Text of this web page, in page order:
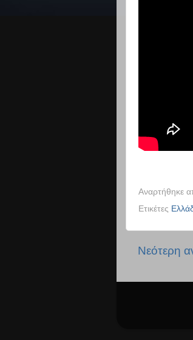
Αναρτήθηκε
Ετικέτες
Νεότερη